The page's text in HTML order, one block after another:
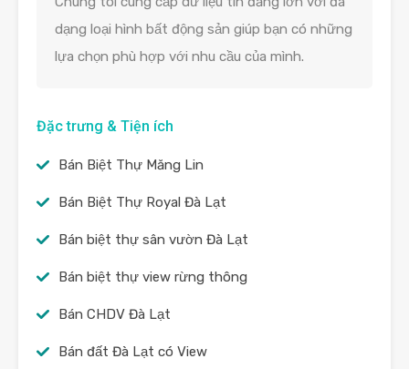
dạng loại hình bất động sản giúp bạn có những
lựa chọn phù hợp với nhu cầu của mình.
Đặc trưng & Tiện ích
Bán Biệt Thự Măng Lin
Bán Biệt Thự Royal Đà Lạt
Bán biệt thự sân vườn Đà Lạt
Bán biệt thự view rừng thông
Bán CHDV Đà Lạt
Bán đất Đà Lạt có View